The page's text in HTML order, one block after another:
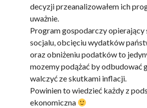
decyzji przeanalizowałem ich
uważnie.
Program gospodarczy opierający
socjalu, obcięciu wydatków
oraz obniżeniu podatków to
mozemy podążać by odbudować
walczyć ze skutkami inflacji.
Powinien to wiedzieć każdy z
ekonomiczna